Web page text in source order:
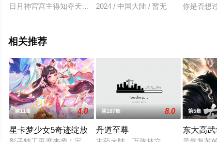
日月神宫宫主得知夺天老人现身，定下阳谋，不得罪夺天的情
2024 / 中国大陆 / 暂无 你是否想
相关推荐
第11集 4.0
星卡梦少女5奇迹绽放
第187集 8.0
丹道至尊
第5集
东大高